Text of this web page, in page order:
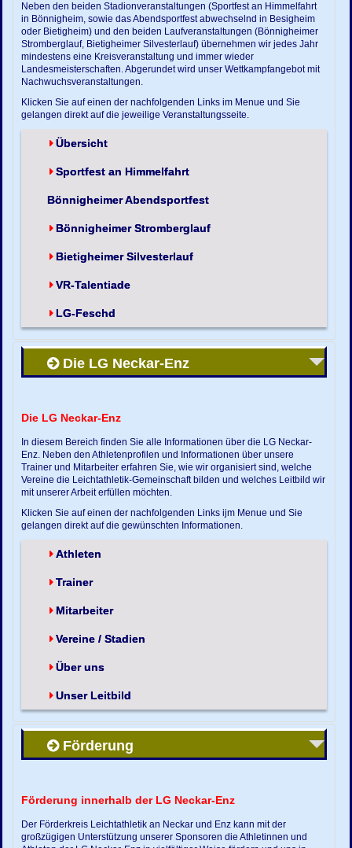
Neben den beiden Stadionveranstaltungen (Sportfest an Himmelfahrt
in Bönnigheim, sowie das Abendsportfest abwechselnd in Besigheim
oder Bietigheim) und den beiden Laufveranstaltungen (Bönnigheimer
Stromberglauf, Bietigheimer Silvesterlauf) übernehmen wir jedes Jahr
mindestens eine Kreisveranstaltung und immer wieder
Landesmeisterschaften. Abgerundet wird unser Wettkampfangebot mit
Nachwuchsveranstaltungen.
Klicken Sie auf einen der nachfolgenden Links im Menue und Sie
gelangen direkt auf die jeweilige Veranstaltungsseite.
Übersicht
Sportfest an Himmelfahrt
Bönnigheimer Abendsportfest
Bönnigheimer Stromberglauf
Bietigheimer Silvesterlauf
VR-Talentiade
LG-Feschd
Die LG Neckar-Enz
Die LG Neckar-Enz
In diesem Bereich finden Sie alle Informationen über die LG Neckar-
Enz. Neben den Athletenprofilen und Informationen über unsere
Trainer und Mitarbeiter erfahren Sie, wie wir organisiert sind, welche
Vereine die Leichtathletik-Gemeinschaft bilden und welches Leitbild wir
mit unserer Arbeit erfüllen möchten.
Klicken Sie auf einen der nachfolgenden Links ijm Menue und Sie
gelangen direkt auf die gewünschten Informationen.
Athleten
Trainer
Mitarbeiter
Vereine / Stadien
Über uns
Unser Leitbild
Förderung
Förderung innerhalb der LG Neckar-Enz
Der Förderkreis Leichtathletik an Neckar und Enz kann mit der
großzügigen Unterstützung unserer Sponsoren die Athletinnen und